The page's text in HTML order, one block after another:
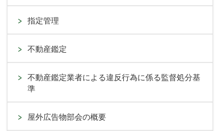
指定管理
不動産鑑定
不動産鑑定業者による違反行為に係る監督処分基
準
屋外広告物部会の概要